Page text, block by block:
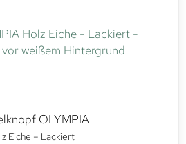
OLYMPIA
Eiche – Lackiert